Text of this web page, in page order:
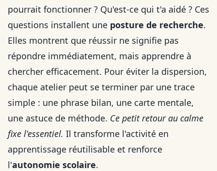
pourrait fonctionner ? Qu'est-ce qui t'a aidé ? Ces
questions installent une posture de recherche.
Elles montrent que réussir ne signifie pas
répondre immédiatement, mais apprendre à
chercher efficacement. Pour éviter la dispersion,
chaque atelier peut se terminer par une trace
simple : une phrase bilan, une carte mentale,
une astuce de méthode. Ce petit retour au calme
fixe l'essentiel. Il transforme l'activité en
apprentissage réutilisable et renforce
l'autonomie scolaire.